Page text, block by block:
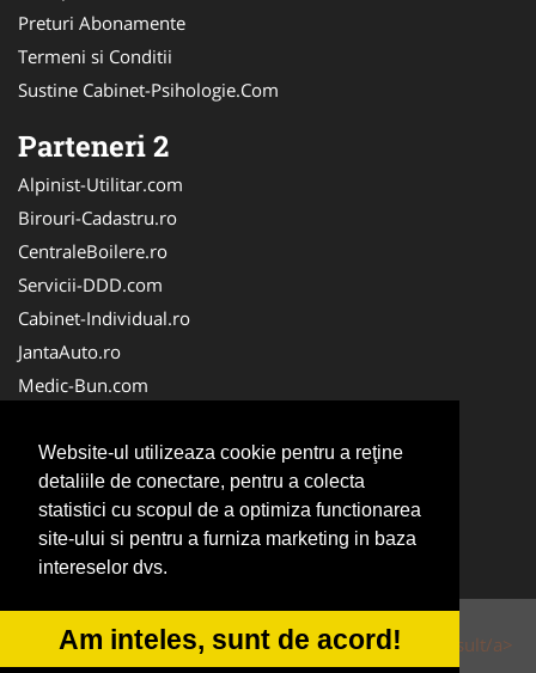
Website-ul utilizeaza cookie pentru a reţine
detaliile de conectare, pentru a colecta
statistici cu scopul de a optimiza functionarea
site-ului si pentru a furniza marketing in baza
intereselor dvs.
Am inteles, sunt de acord!
Preturi Abonamente
Termeni si Conditii
Sustine Cabinet-Psihologie.Com
Parteneri 2
Alpinist-Utilitar.com
Birouri-Cadastru.ro
CentraleBoilere.ro
Servicii-DDD.com
Cabinet-Individual.ro
JantaAuto.ro
Medic-Bun.com
Apicultorul.com
CentruInchirieri.ro
Oftalmologul.ro
Stomatologul.com
© 2014-2026 Powered byVilonMedia&Tokaido Consult/a>